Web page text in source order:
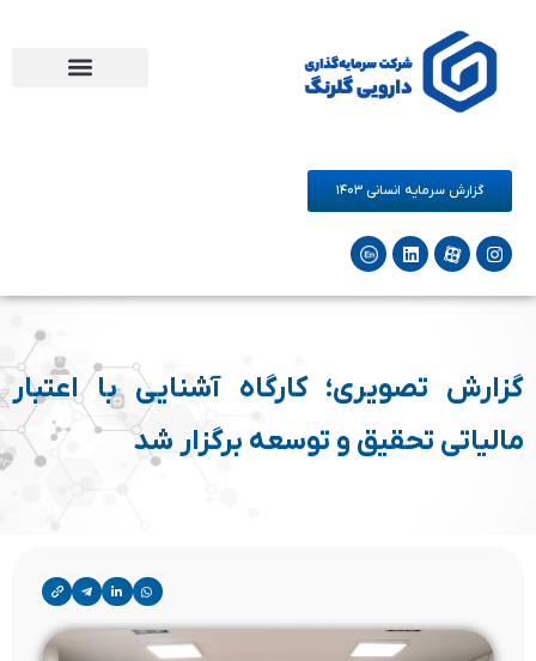
گزارش سرمایه انسانی ۱۴۰۳
گزارش تصویری؛ کارگاه آشنایی با اعتبار
مالیاتی تحقیق و توسعه برگزار شد